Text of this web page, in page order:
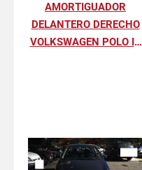
AMORTIGUADOR
DELANTERO DERECHO
VOLKSWAGEN POLO IV